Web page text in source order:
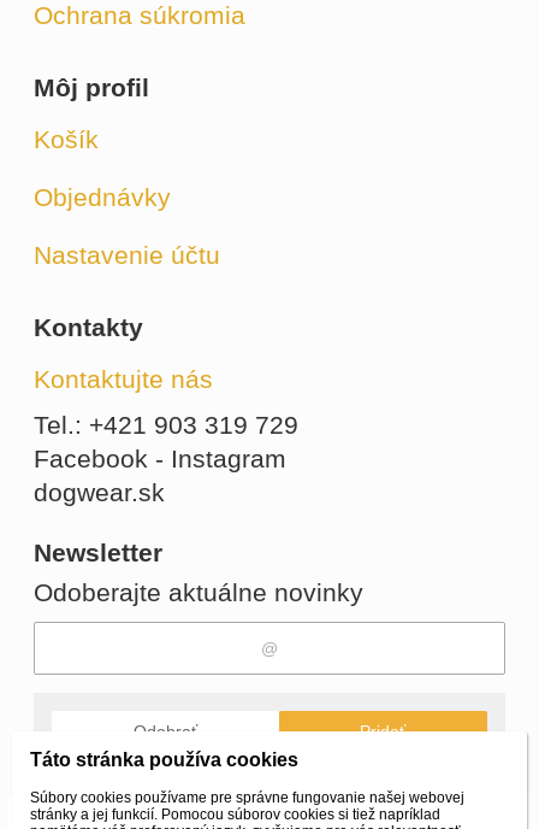
Ochrana súkromia
Môj profil
Košík
Objednávky
Nastavenie účtu
Kontakty
Kontaktujte nás
Tel.: +421 903 319 729
Facebook - Instagram
dogwear.sk
Newsletter
Odoberajte aktuálne novinky
Odobrať Pridať
Táto stránka používa cookies
Súbory cookies používame pre správne fungovanie našej webovej
stránky a jej funkcií. Pomocou súborov cookies si tiež napríklad